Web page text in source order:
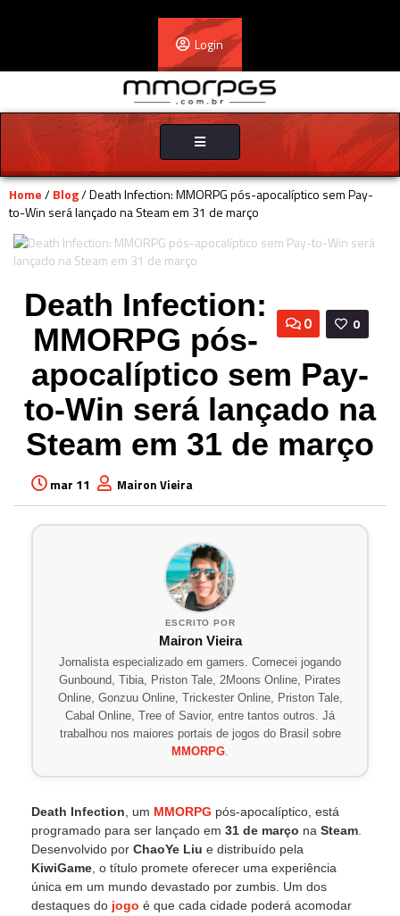
Login
Toggle
navigation
Home/Blog/ Death Infection: MMORPG pós-apocalíptico sem Pay-
to-Win será lançado na Steam em 31 de março
0
0
Death Infection:
MMORPG pós-
apocalíptico sem Pay-
to-Win será lançado na
Steam em 31 de março
mar 11 Mairon Vieira
ESCRITO POR
Mairon Vieira
Jornalista especializado em gamers. Comecei jogando
Gunbound, Tibia, Priston Tale, 2Moons Online, Pirates
Online, Gonzuu Online, Trickester Online, Priston Tale,
Cabal Online, Tree of Savior, entre tantos outros. Já
trabalhou nos maiores portais de jogos do Brasil sobre
MMORPG
Death Infection , um MMORPG pós-apocalíptico, está
programado para ser lançado em 31 de março na Steam
Desenvolvido por ChaoYe Liu e distribuído pela
KiwiGame , o título promete oferecer uma experiência
única em um mundo devastado por zumbis. Um dos
destaques do jogo é que cada cidade poderá acomodar